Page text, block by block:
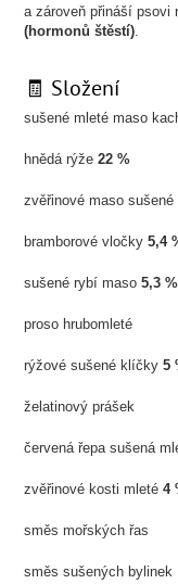
a zároveň přináší
(hormonů štěstí).
🧾 Složení
sušené mleté maso
hnědá rýže22 %
zvěřinové maso
bramborové vločky5,4
sušené rybí maso5,3 %
proso hrubomleté
rýžové sušené klíčky5
želatinový prášek
červená řepa sušená
zvěřinové kosti mleté4
směs mořských řas
směs sušených bylinek